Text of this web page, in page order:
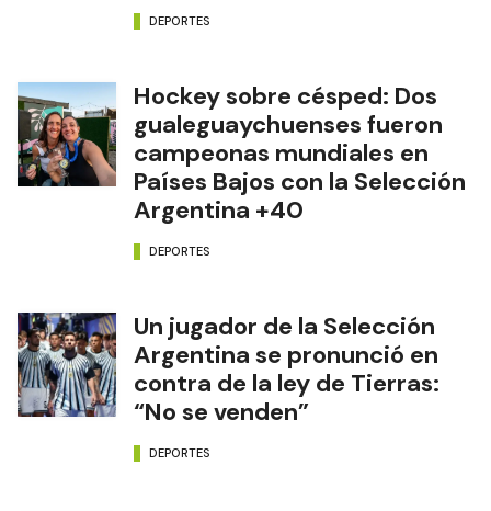
DEPORTES
Hockey sobre césped: Dos
gualeguaychuenses fueron
campeonas mundiales en
Países Bajos con la Selección
Argentina +40
DEPORTES
Un jugador de la Selección
Argentina se pronunció en
contra de la ley de Tierras:
“No se venden”
DEPORTES